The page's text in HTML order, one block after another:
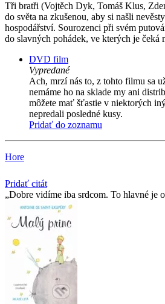
Tři bratři (Vojtěch Dyk, Tomáš Klus,
do světa na zkušenou, aby si našli
hospodářství. Sourozenci při svém
do slavných pohádek, ve kterých je čeká
DVD film
Vypredané
Ach, mrzí nás to, z tohto filmu sa
nemáme ho na sklade my ani
môžete mať šťastie v niektorých
nepredali posledné kusy.
Pridať do zoznamu
Hore
Pridať citát
Dobre vidíme iba srdcom. To hlavné je